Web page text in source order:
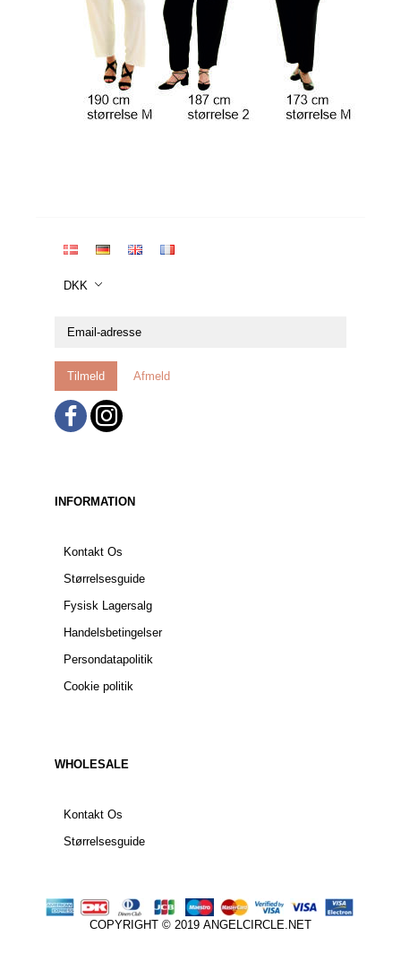
DKK
Email-
Tilmeld Afmeld
INFORMATION
Kontakt Os
Størrelsesguide
Fysisk Lagersalg
Handelsbetingelser
Persondatapolitik
Cookie politik
WHOLESALE
Kontakt Os
Størrelsesguide
COPYRIGHT © 2019 ANGELCIRCLE.NET